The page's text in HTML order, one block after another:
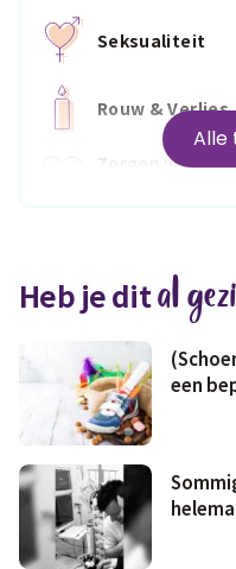
Seksualiteit
Rouw & Verlies
Zorgen voor
Geld & wetten
Alle
Heb je dital
een